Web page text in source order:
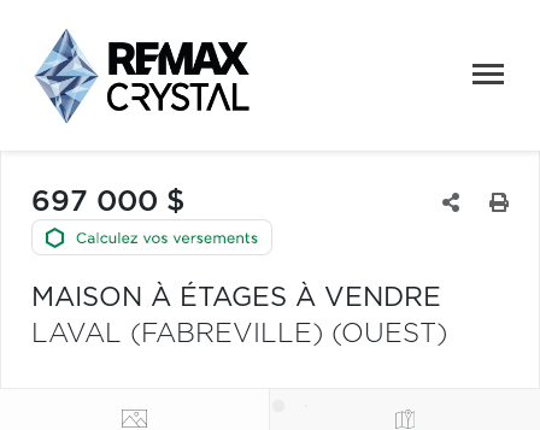
697 000 $
MAISON À ÉTAGES À VENDRE
LAVAL (FABREVILLE) (OUEST)